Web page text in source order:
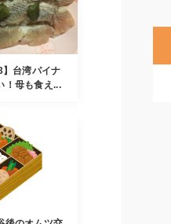
】台湾パイナ
！母も食え...